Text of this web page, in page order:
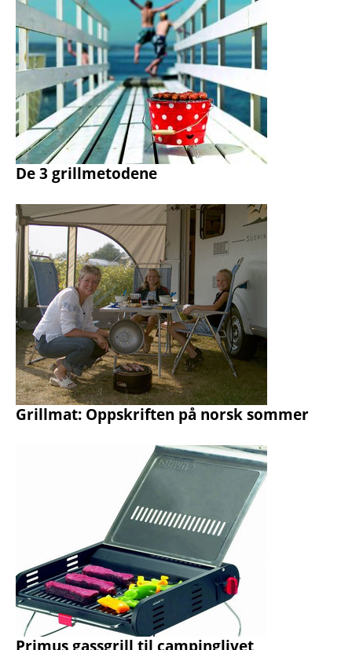
De 3 grillmetodene
Grillmat: Oppskriften på norsk sommer
Primus gassgrill til campinglivet